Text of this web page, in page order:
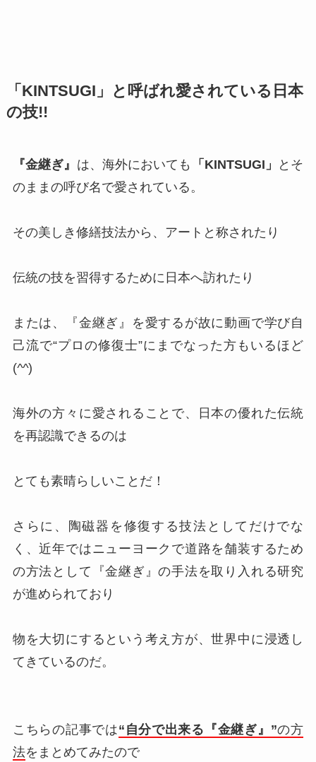
「KINTSUGI」と呼ばれ愛されている日本
の技!!
『金継ぎ』 は、海外においても 「KINTSUGI」
とそ
のままの呼び名で愛されている。
その美しき修繕技法から、アートと称されたり
伝統の技を習得するために日本へ訪れたり
または、『金継ぎ』を愛するが故に動画で学び自
己流で“プロの修復士”にまでなった方もいるほど
(^^)
海外の方々に愛されることで、日本の優れた伝統
を再認識できるのは
とても素晴らしいことだ！
さらに、陶磁器を修復する技法としてだけでな
く、近年ではニューヨークで道路を舗装するため
の方法として『金継ぎ』の手法を取り入れる研究
が進められており
物を大切にするという考え方が、世界中に浸透し
てきているのだ。
こちらの記事では“自分で出来る『金継ぎ』”の方
法をまとめてみたので